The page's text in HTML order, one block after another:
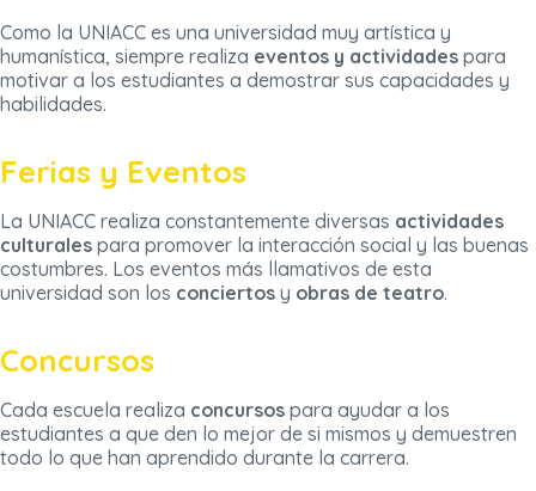
Como la UNIACC es una universidad muy artística y
humanística, siempre realiza eventos y actividades para
motivar a los estudiantes a demostrar sus capacidades y
habilidades.
Ferias y Eventos
La UNIACC realiza constantemente diversas actividades
culturales para promover la interacción social y las buenas
costumbres. Los eventos más llamativos de esta
universidad son los conciertos y obras de teatro.
Concursos
Cada escuela realiza concursos para ayudar a los
estudiantes a que den lo mejor de si mismos y demuestren
todo lo que han aprendido durante la carrera.